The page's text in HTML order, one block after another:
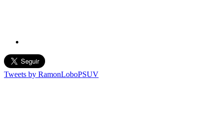
Tweets by RamonLoboPSUV